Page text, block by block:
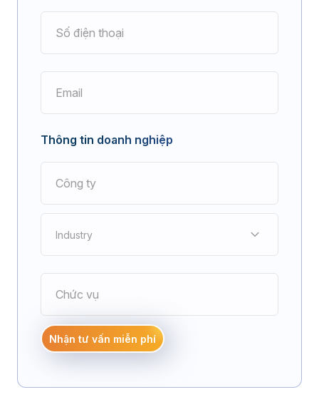
Thông tin doanh nghiệp
Industry
Điện tử
Nhận tư vấn miễn phí